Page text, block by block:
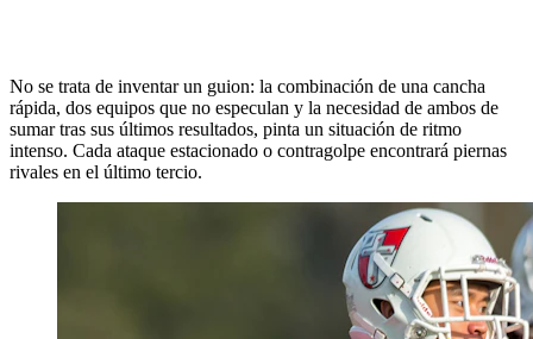
No se trata de inventar un guion: la combinación de una cancha
rápida, dos equipos que no especulan y la necesidad de ambos de
sumar tras sus últimos resultados, pinta un situación de ritmo
intenso. Cada ataque estacionado o contragolpe encontrará piernas
rivales en el último tercio.